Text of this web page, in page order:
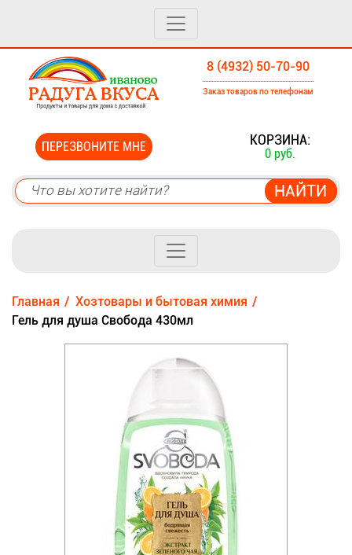
8 (4932) 50-70-90
Заказ товаров по телефонам
ПЕРЕЗВОНИТЕ МНЕ КОРЗИНА:
0 руб.
Главная
Хозтовары и бытовая химия
Гель для душа Свобода 430мл